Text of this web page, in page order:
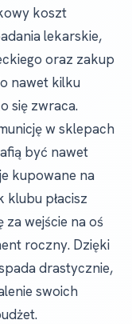
koszt
lekarskie,
oraz zakup
nawet kilku
się zwraca.
w sklepach
być nawet
kupowane na
klubu płacisz
wejście na oś
roczny. Dzięki
drastycznie,
swoich